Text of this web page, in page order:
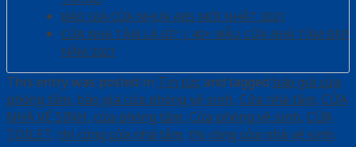
BÁO GIÁ CỬA NHỰA ABS MỚI NHẤT 2021
CỬA NHÀ TẮM LÀ GÌ? | 40+ MẪU CỬA NHÀ TẮM ĐẸP
NĂM 2021
This entry was posted in Tin tức and tagged báo giá cửa
phòng tắm, báo giá cửa phòng vệ sinh, Cửa nhà tắm, CỬA
NHÀ VỆ SINH, cửa phòng tắm, Cửa phòng vệ sinh, CỬA
TOILET, thi công cửa nhà tắm, thi công cửa nhà vệ sinh.